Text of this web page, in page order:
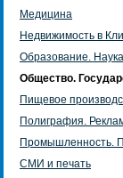
Медицина
Недвижимость в
Образование. Наука
Общество.
Пищевое
Полиграфия.
Промышленность.
СМИ и печать